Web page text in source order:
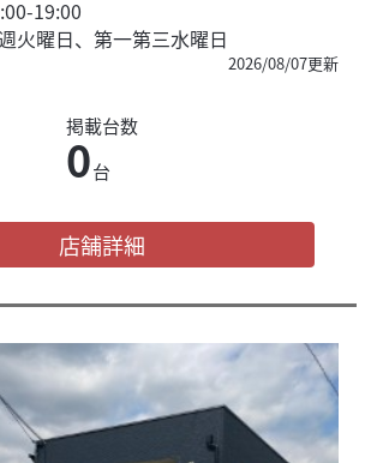
19:00
火曜日、第一第三水曜日
2026/08/07更新
掲載台数
0台
店舗詳細